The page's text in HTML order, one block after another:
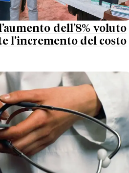
dell’8% voluto
l’incremento del costo